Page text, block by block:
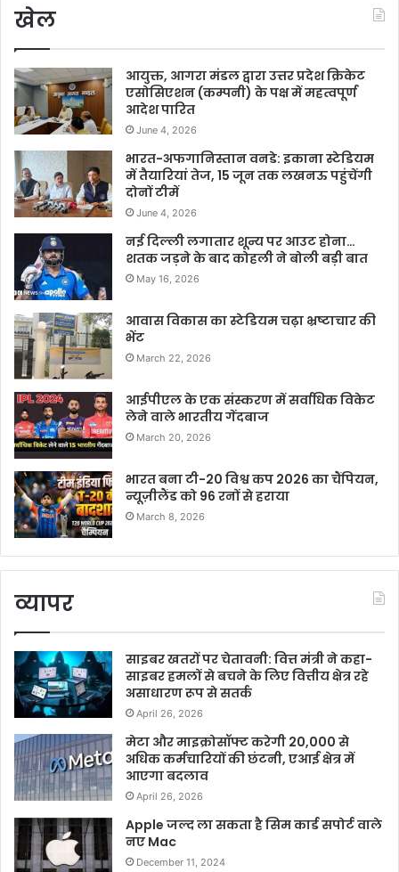
खेल
आयुक्त, आगरा मंडल द्वारा उत्तर प्रदेश क्रिकेट
एसोसिएशन (कम्पनी) के पक्ष में महत्वपूर्ण
आदेश पारित
June 4, 2026
भारत-अफगानिस्तान वनडे: इकाना स्टेडियम
में तैयारियां तेज, 15 जून तक लखनऊ पहुंचेंगी
दोनों टीमें
June 4, 2026
नई दिल्ली लगातार शून्य पर आउट होना…
शतक जड़ने के बाद कोहली ने बोली बड़ी बात
May 16, 2026
आवास विकास का स्टेडियम चढ़ा भ्रष्टाचार की
भेंट
March 22, 2026
आईपीएल के एक संस्करण में सर्वाधिक विकेट
लेने वाले भारतीय गेंदबाज
March 20, 2026
भारत बना टी-20 विश्व कप 2026 का चैंपियन,
न्यूज़ीलैंड को 96 रनों से हराया
March 8, 2026
व्यापर
साइबर खतरों पर चेतावनी: वित्त मंत्री ने कहा-
साइबर हमलों से बचने के लिए वित्तीय क्षेत्र रहे
असाधारण रूप से सतर्क
April 26, 2026
मेटा और माइक्रोसॉफ्ट करेगी 20,000 से
अधिक कर्मचारियों की छंटनी, एआई क्षेत्र में
आएगा बदलाव
April 26, 2026
Apple जल्द ला सकता है सिम कार्ड सपोर्ट वाले
नए Mac
December 11, 2024